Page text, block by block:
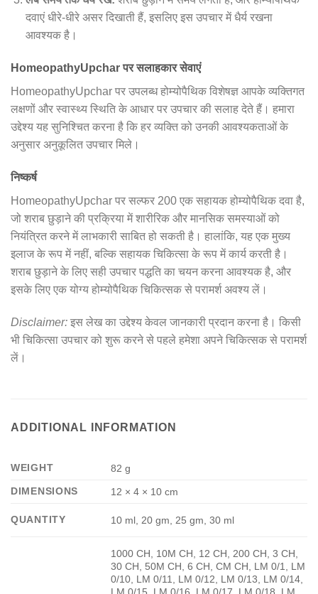
दवाएं धीरे-धीरे असर दिखाती हैं, इसलिए इस उपचार में धैर्य रखना
आवश्यक है।
HomeopathyUpchar पर सलाहकार सेवाएं
HomeopathyUpchar पर उपलब्ध होम्योपैथिक विशेषज्ञ आपके व्यक्तिगत
लक्षणों और स्वास्थ्य स्थिति के आधार पर उपचार की सलाह देते हैं। हमारा
उद्देश्य यह सुनिश्चित करना है कि हर व्यक्ति को उनकी आवश्यकताओं के
अनुसार अनुकूलित उपचार मिले।
निष्कर्ष
HomeopathyUpchar पर सल्फर 200 एक सहायक होम्योपैथिक दवा है,
जो शराब छुड़ाने की प्रक्रिया में शारीरिक और मानसिक समस्याओं को
नियंत्रित करने में लाभकारी साबित हो सकती है। हालांकि, यह एक मुख्य
इलाज के रूप में नहीं, बल्कि सहायक चिकित्सा के रूप में कार्य करती है।
शराब छुड़ाने के लिए सही उपचार पद्धति का चयन करना आवश्यक है, और
इसके लिए एक योग्य होम्योपैथिक चिकित्सक से परामर्श अवश्य लें।
Disclaimer: इस लेख का उद्देश्य केवल जानकारी प्रदान करना है। किसी
भी चिकित्सा उपचार को शुरू करने से पहले हमेशा अपने चिकित्सक से परामर्श
लें।
ADDITIONAL INFORMATION
WEIGHT
82 g
DIMENSIONS
12 × 4 × 10 cm
QUANTITY 10 ml, 20 gm, 25 gm, 30 ml
1000 CH, 10M CH, 12 CH, 200 CH, 3 CH,
30 CH, 50M CH, 6 CH, CM CH, LM 0/1, LM
0/10, LM 0/11, LM 0/12, LM 0/13, LM 0/14,
LM 0/15, LM 0/16, LM 0/17, LM 0/18, LM